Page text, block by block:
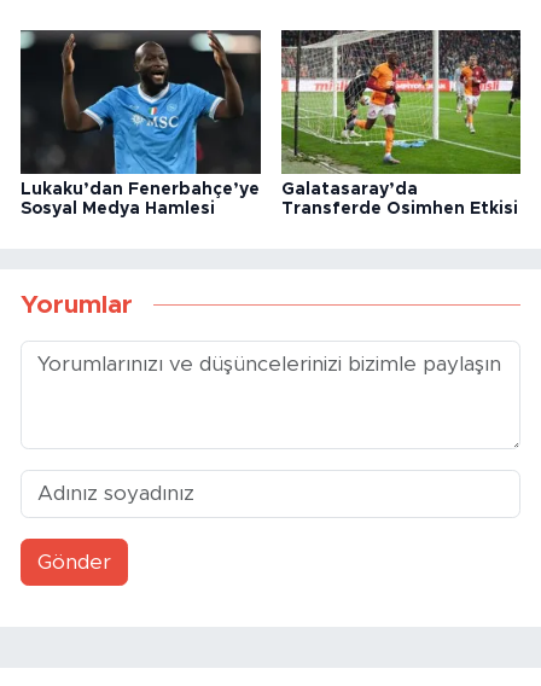
Lukaku’dan Fenerbahçe’ye
Sosyal Medya Hamlesi
Galatasaray’da
Transferde Osimhen Etkisi
Yorumlar
Gönder